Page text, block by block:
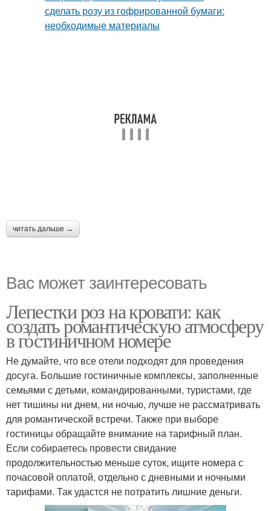
читать дальше →
Вас может заинтересовать
Лепестки роз на кровати: как
создать романтическую атмосферу
в гостиничном номере
Не думайте, что все отели подходят для проведения
досуга. Большие гостиничные комплексы, заполненные
семьями с детьми, командированными, туристами, где
нет тишины ни днем, ни ночью, лучше не рассматривать
для романтической встречи. Также при выборе
гостиницы обращайте внимание на тарифный план.
Если собираетесь провести свидание
продолжительностью меньше суток, ищите номера с
почасовой оплатой, отдельно с дневными и ночными
тарифами. Так удастся не потратить лишние деньги.